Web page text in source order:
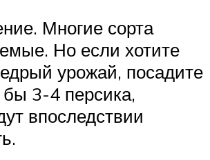
Многие сорта
Но если хотите
урожай, посадите
3-4 персика,
впоследствии